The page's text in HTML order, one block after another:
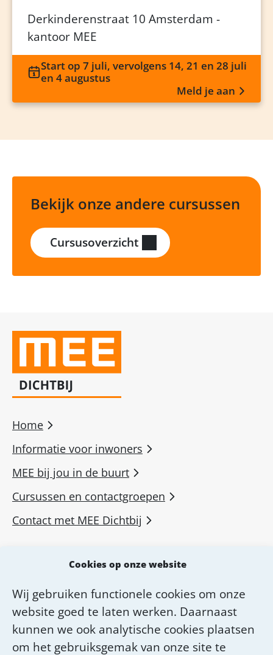
Cookies op onze website
Wij gebruiken functionele cookies om onze
website goed te laten werken. Daarnaast
kunnen we ook analytische cookies plaatsen
om het gebruiksgemak van onze site te
Derkinderenstraat 10 Amsterdam -
kantoor MEE
Start op 7 juli, vervolgens 14, 21 en 28 juli
en 4 augustus
Meld je aan
Bekijk onze andere cursussen
Cursusoverzicht
Home
Informatie voor inwoners
MEE bij jou in de buurt
Cursussen en contactgroepen
Contact met MEE Dichtbij
Diensten van MEE Dichtbij
Over MEE Dichtbij
Werken bij MEE Dichtbij